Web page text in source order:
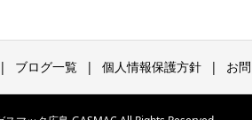
ブログ一覧 個人情報保護方針 お